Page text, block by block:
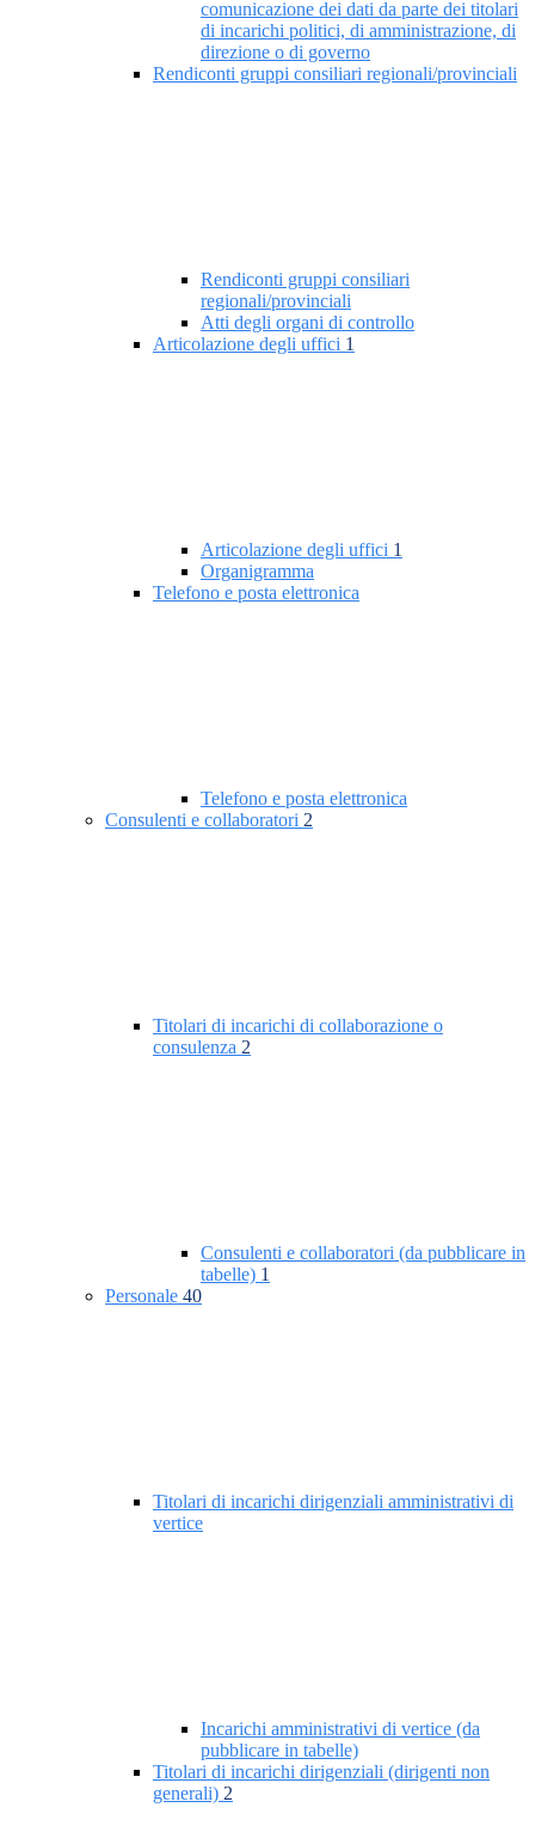
comunicazione dei dati da parte dei titolari
di incarichi politici, di amministrazione, di
direzione o di governo
Rendiconti gruppi consiliari regionali/provinciali
Rendiconti gruppi consiliari
regionali/provinciali
Atti degli organi di controllo
Articolazione degli uffici 1
Articolazione degli uffici 1
Organigramma
Telefono e posta elettronica
Telefono e posta elettronica
Consulenti e collaboratori 2
Titolari di incarichi di collaborazione o
consulenza 2
Consulenti e collaboratori (da pubblicare in
tabelle) 1
Personale 40
Titolari di incarichi dirigenziali amministrativi di
vertice
Incarichi amministrativi di vertice (da
pubblicare in tabelle)
Titolari di incarichi dirigenziali (dirigenti non
generali) 2